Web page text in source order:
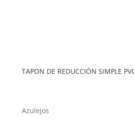
TAPON DE REDUCCIÓN SIMPLE
Azulejos